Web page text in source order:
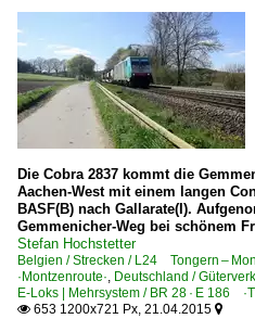
Die Cobra 2837 kommt die
Aachen-West mit einem langen
BASF(B) nach Gallarate(I).
Gemmenicher-Weg bei schönem
Stefan Hochstetter
Belgien / Strecken / L24 Tongern –
·Montzenroute·, Deutschland /
E-Loks | Mehrsystem / BR 28 · E 186
 653 1200x721 Px, 21.04.2015 